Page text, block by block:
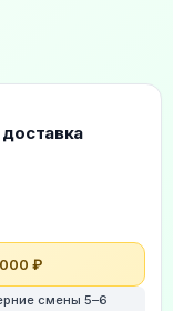
курьеров
₽
смены 5–6